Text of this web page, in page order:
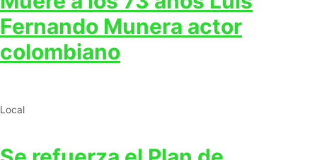
Fernando Munera actor
colombiano
Local